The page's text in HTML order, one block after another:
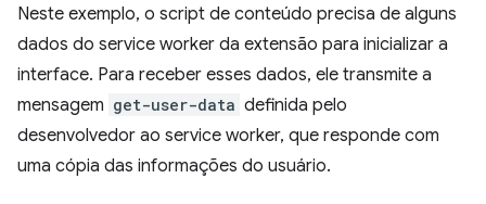
Neste exemplo, o script de conteúdo precisa de alguns
dados do service worker da extensão para inicializar a
interface. Para receber esses dados, ele transmite a
mensagem get-user-data definida pelo
desenvolvedor ao service worker, que responde com
uma cópia das informações do usuário.